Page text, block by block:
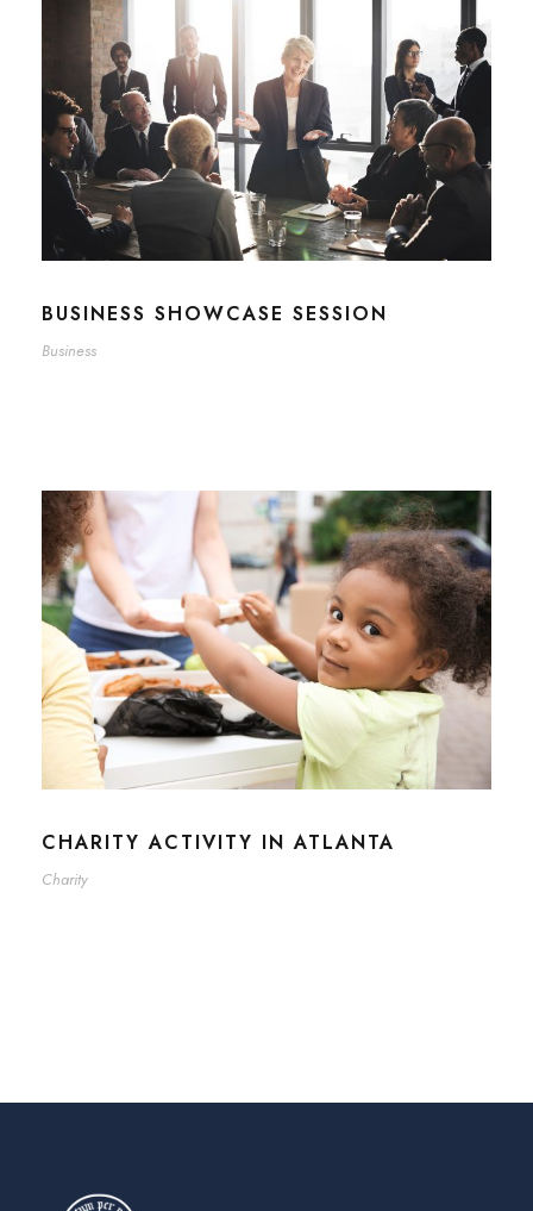
BUSINESS SHOWCASE SESSION
Business
CHARITY ACTIVITY IN ATLANTA
Charity